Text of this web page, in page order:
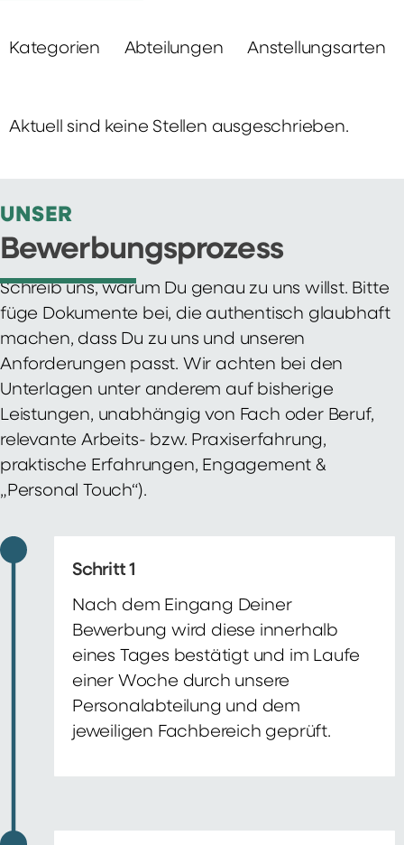
Kategorien Abteilungen Anstellungsarten
Aktuell sind keine Stellen ausgeschrieben.
UNSER
Bewerbungsprozess
Schreib uns, warum Du genau zu uns willst. Bitte
füge Dokumente bei, die authentisch glaubhaft
machen, dass Du zu uns und unseren
Anforderungen passt. Wir achten bei den
Unterlagen unter anderem auf bisherige
Leistungen, unabhängig von Fach oder Beruf,
relevante Arbeits- bzw. Praxiserfahrung,
praktische Erfahrungen, Engagement &
„Personal Touch“).
Schritt 1
Nach dem Eingang Deiner
Bewerbung wird diese innerhalb
eines Tages bestätigt und im Laufe
einer Woche durch unsere
Personalabteilung und dem
jeweiligen Fachbereich geprüft.